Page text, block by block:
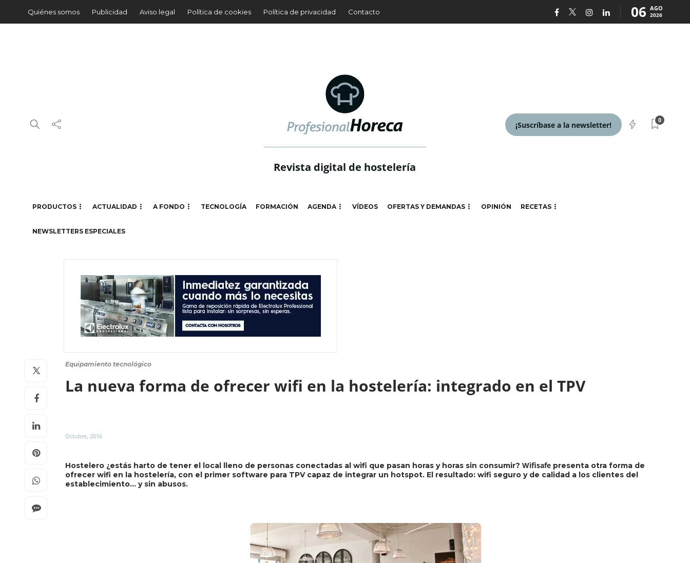
Quiénes somos Publicidad Aviso legal Política de cookies Política de privacidad Contacto 06 AGO
2026
Revista digital de hostelería
¡Suscríbase a la newsletter!
0
PRODUCTOS ACTUALIDAD A FONDO TECNOLOGÍA FORMACIÓN AGENDA VÍDEOS OFERTAS Y DEMANDAS OPINIÓN RECETAS
NEWSLETTERS ESPECIALES
Equipamiento tecnológico
La nueva forma de ofrecer wifi en la hostelería: integrado en el TPV
Octubre, 2016
Hostelero ¿estás harto de tener el local lleno de personas conectadas al wifi que pasan horas y horas sin consumir? Wifisafe presenta otra forma de
ofrecer wifi en la hostelería, con el primer software para TPV capaz de integrar un hotspot. El resultado: wifi seguro y de calidad a los clientes del
establecimiento… y sin abusos.